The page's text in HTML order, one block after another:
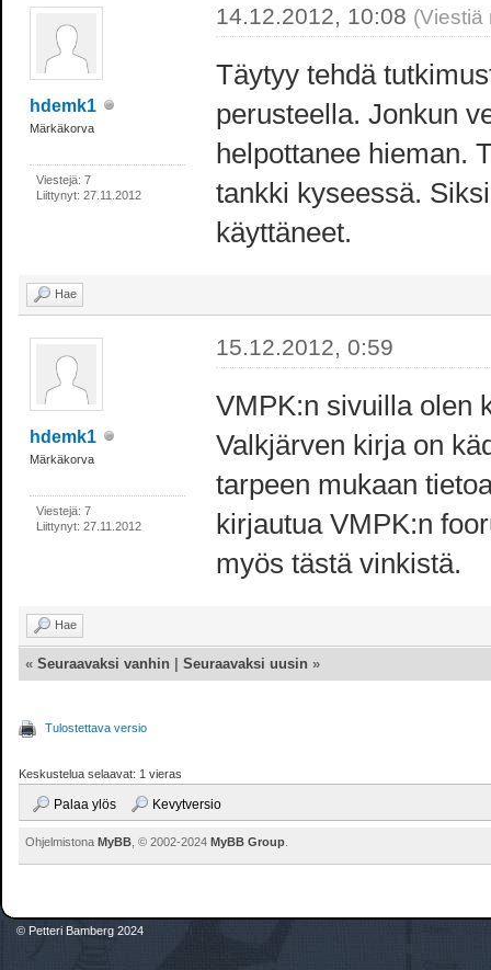
hdemk1
Märkäkorva
Viestejä: 7
Liittynyt: 27.11.2012
14.12.2012, 10:08 (Viestiä
Täytyy tehdä
perusteella. Jonkun
helpottanee hieman.
tankki kyseessä.
käyttäneet.
Hae
hdemk1
Märkäkorva
Viestejä: 7
Liittynyt: 27.11.2012
15.12.2012, 0:59
VMPK:n sivuilla olen
Valkjärven kirja on
tarpeen mukaan
kirjautua VMPK:n
myös tästä vinkistä.
Hae
«Seuraavaksi vanhin |Seuraavaksi uusin »
Tulostettava versio
Keskustelua selaavat: 1 vieras
Palaa ylös Kevytversio
OhjelmistonaMyBB , © 2002-2024MyBB Group
© Petteri Bamberg 2024